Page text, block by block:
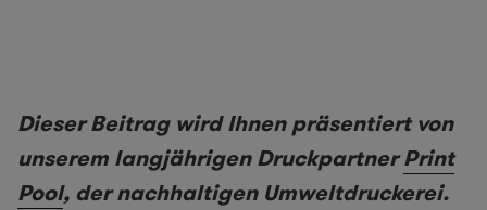
Dieser Beitrag wird Ihnen präsentiert von
unserem langjährigen DruckpartnerPrint
Pool, der nachhaltigen Umweltdruckerei.